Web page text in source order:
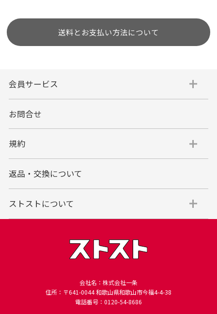
送料とお支払い方法について
会員サービス
お問合せ
規約
返品・交換について
ストストについて
会社名：株式会社一条
住所：〒641-0044 和歌山県和歌山市今福4-4-38
電話番号：0120-54-8686